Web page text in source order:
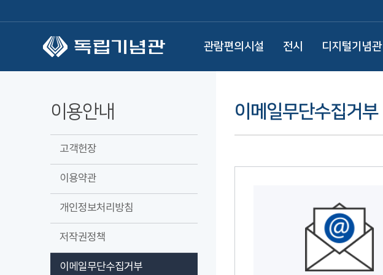
관람편의시설 전시 디지털기념관
이용안내
고객헌장
이용약관
개인정보처리방침
저작권정책
이메일무단수집거부
이메일무단수집거부